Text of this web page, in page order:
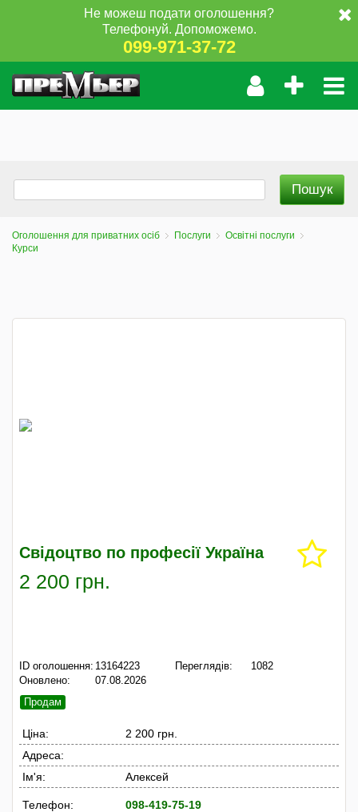
Не можеш подати оголошення?
Телефонуй. Допоможемо.
099-971-37-72
Оголошення для приватних осіб Послуги
Освітні послуги
Курси
Свідоцтво по професії Україна
2 200 грн.
ID оголошення: 13164223
Оновлено:
07.08.2026
Переглядів: 1082
Продам
Ціна:
2 200 грн.
Адреса:
Ім'я:
Алексей
Телефон: 098-419-75-19